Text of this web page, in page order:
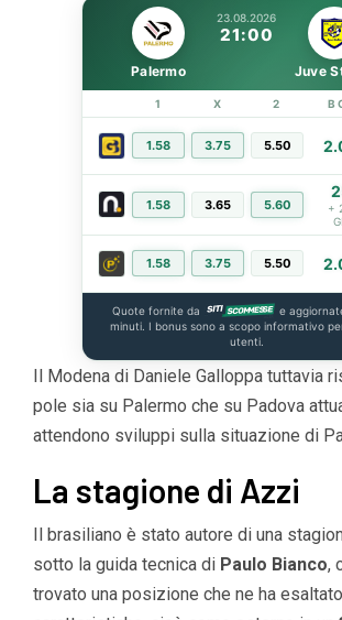
23.08.2026
21:00
Palermo Juve
1 X 2
1.58 3.75 5.50
1.58 3.65 5.60
+
1.58 3.75 5.50
Quote fornite da
e
minuti. I bonus sono a scopo informativo
utenti.
Il Modena di Daniele Galloppa tuttavia
pole sia su Palermo che su Padova
attendono sviluppi sulla situazione di
La stagione di Azzi
Il brasiliano è stato autore di una
sotto la guida tecnica di Paulo Bianco,
trovato una posizione che ne ha